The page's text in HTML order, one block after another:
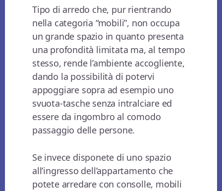
Tipo di arredo che, pur rientrando
nella categoria “mobili”, non occupa
un grande spazio in quanto presenta
una profondità limitata ma, al tempo
stesso, rende l’ambiente accogliente,
dando la possibilità di potervi
appoggiare sopra ad esempio uno
svuota-tasche senza intralciare ed
essere da ingombro al comodo
passaggio delle persone.
Se invece disponete di uno spazio
all’ingresso dell’appartamento che
potete arredare con consolle, mobili